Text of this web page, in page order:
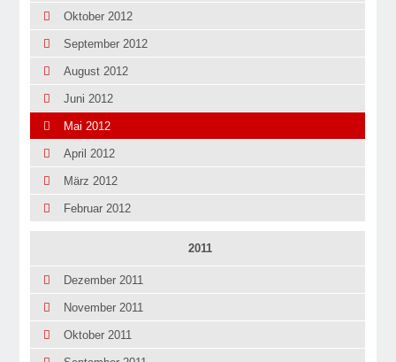
Oktober 2012
September 2012
August 2012
Juni 2012
Mai 2012
April 2012
März 2012
Februar 2012
2011
Dezember 2011
November 2011
Oktober 2011